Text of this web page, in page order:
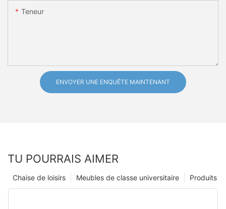
Teneur
ENVOYER UNE ENQUÊTE MAINTENANT
TU POURRAIS AIMER
Produits
Meubles de classe universitaire
Chaise de loisirs